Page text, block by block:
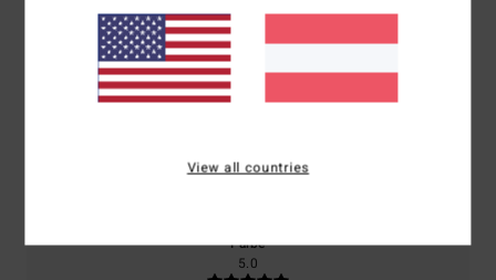
Komfort
5.0
5.0
Farbe
5.0
View all countries